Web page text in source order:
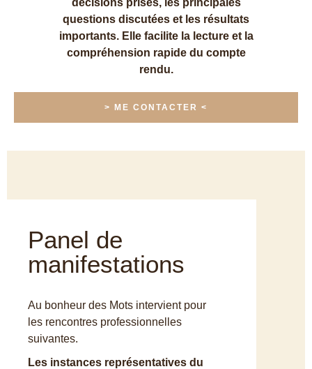
questions discutées et les résultats
importants. Elle facilite la lecture et la
compréhension rapide du compte
rendu.
> ME CONTACTER <
Panel de
manifestations
Au bonheur des Mots intervient pour
les rencontres professionnelles
suivantes.
Les instances représentatives du